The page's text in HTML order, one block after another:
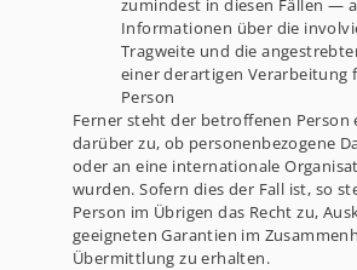
zumindest in diesen Fällen —
Informationen über die
Tragweite und die
einer derartigen Verarbeitung
Person
Ferner steht der betroffenen Person
darüber zu, ob personenbezogene
oder an eine internationale
wurden. Sofern dies der Fall ist, so
Person im Übrigen das Recht zu,
geeigneten Garantien im
Übermittlung zu erhalten.